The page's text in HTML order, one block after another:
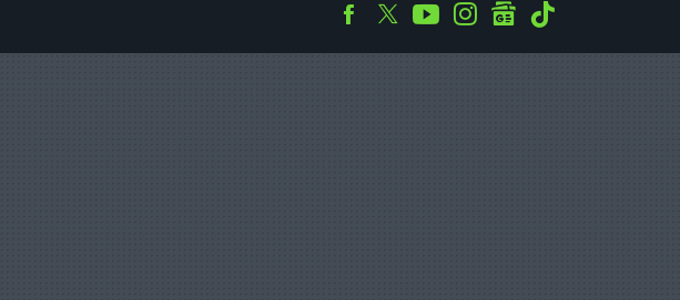
Facebook
TwitterYoutubeInstagramgooglenews